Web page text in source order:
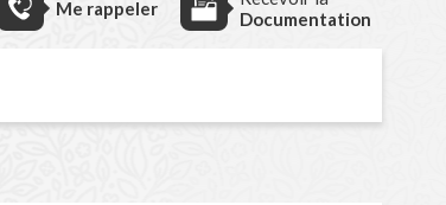
Me rappeler
Documentation